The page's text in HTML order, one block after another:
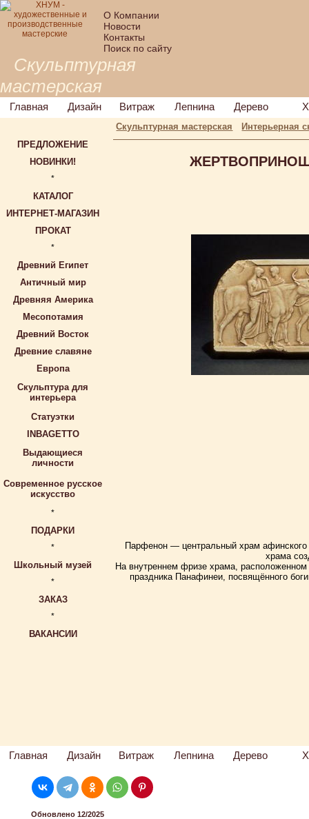
О Компании
Новости
Контакты
Поиск по сайту
Скульптурная
мастерская
Главная Дизайн Витраж Лепнина Дерево
Скульптурная мастерская
Интерьерная
ПРЕДЛОЖЕНИЕ
НОВИНКИ!
*
КАТАЛОГ
ИНТЕРНЕТ-МАГАЗИН
ПРОКАТ
*
Древний Египет
Античный мир
Древняя Америка
Месопотамия
Древний Восток
Древние славяне
Европа
Скульптура для
интерьера
Статуэтки
INBAGETTO
Выдающиеся
личности
Современное русское
искусство
*
ПОДАРКИ
*
Школьный музей
*
ЗАКАЗ
*
ВАКАНСИИ
Парфенон — центральный храм
храма
На внутреннем фризе храма, расположенном
праздника Панафинеи, посвящённого
Главная Дизайн Витраж Лепнина Дерево
Обновлено 12/2025